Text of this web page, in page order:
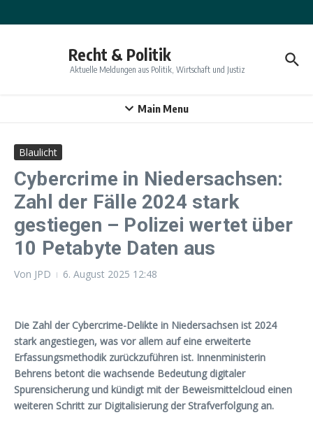
Recht & Politik
Aktuelle Meldungen aus Politik, Wirtschaft und Justiz
Main Menu
Blaulicht
Cybercrime in Niedersachsen:
Zahl der Fälle 2024 stark
gestiegen – Polizei wertet über
10 Petabyte Daten aus
Von JPD 6. August 2025 12:48
Die Zahl der Cybercrime-Delikte in Niedersachsen ist 2024
stark angestiegen, was vor allem auf eine erweiterte
Erfassungsmethodik zurückzuführen ist. Innenministerin
Behrens betont die wachsende Bedeutung digitaler
Spurensicherung und kündigt mit der Beweismittelcloud einen
weiteren Schritt zur Digitalisierung der Strafverfolgung an.